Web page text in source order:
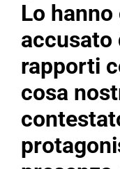
Lo
accusato
rapporti
cosa